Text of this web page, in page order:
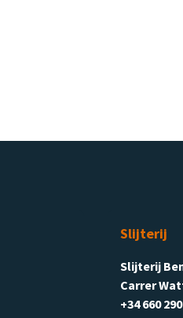
Slijterij
Slijterij
Carrer
+34 660